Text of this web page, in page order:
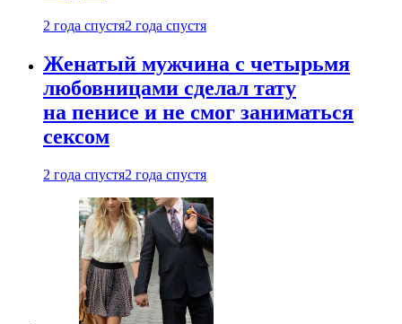
2 года спустя2 года спустя
Женатый мужчина с четырьмя
любовницами сделал тату
на пенисе и не смог заниматься
сексом
2 года спустя2 года спустя